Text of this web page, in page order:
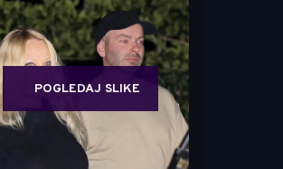
POGLEDAJ SLIKE